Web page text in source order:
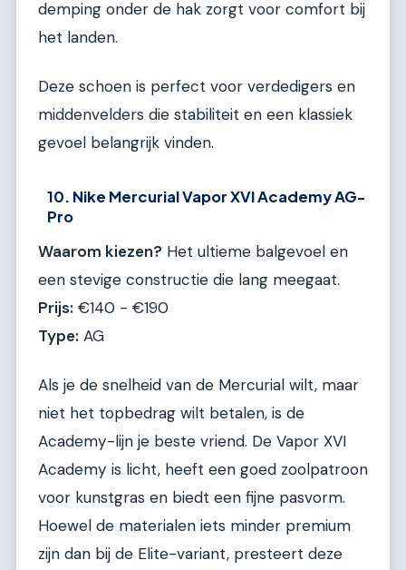
demping onder de hak zorgt voor comfort bij
het landen.
Deze schoen is perfect voor verdedigers en
middenvelders die stabiliteit en een klassiek
gevoel belangrijk vinden.
10. Nike Mercurial Vapor XVI Academy AG-
Pro
Waarom kiezen? Het ultieme balgevoel en
een stevige constructie die lang meegaat.
Prijs: €140 - €190
Type: AG
Als je de snelheid van de Mercurial wilt, maar
niet het topbedrag wilt betalen, is de
Academy-lijn je beste vriend. De Vapor XVI
Academy is licht, heeft een goed zoolpatroon
voor kunstgras en biedt een fijne pasvorm.
Hoewel de materialen iets minder premium
zijn dan bij de Elite-variant, presteert deze